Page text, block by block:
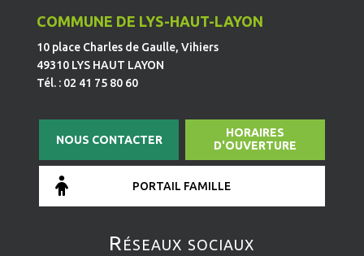
COMMUNE DE LYS-HAUT-LAYON
10 place Charles de Gaulle, Vihiers
49310 LYS HAUT LAYON
Tél. : 02 41 75 80 60
NOUS CONTACTER
HORAIRES
D'OUVERTURE
PORTAIL FAMILLE
Réseaux sociaux